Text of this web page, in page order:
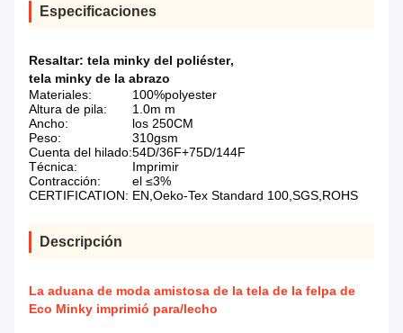
Especificaciones
Resaltar: tela minky del poliéster,
tela minky de la abrazo
Materiales:
100%polyester
Altura de pila:
1.0m m
Ancho:
los 250CM
Peso:
310gsm
Cuenta del hilado:54D/36F+75D/144F
Técnica:
Imprimir
Contracción:
el ≤3%
CERTIFICATION: EN,Oeko-Tex Standard 100,SGS,ROHS
Descripción
La aduana de moda amistosa de la tela de la felpa de
Eco Minky imprimió para/lecho